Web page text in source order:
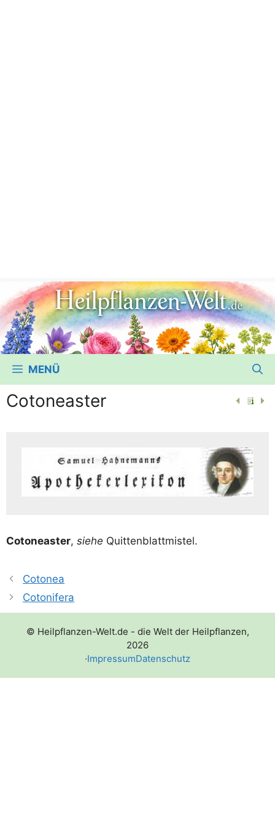
MENÜ
Cotoneaster
Coto­ne­as­ter, sie­he Quittenblattmistel.
Cotonea
Cotonifera
© Heilpflanzen-Welt.de - die Welt der Heilpflanzen,
2026
·ImpressumDatenschutz